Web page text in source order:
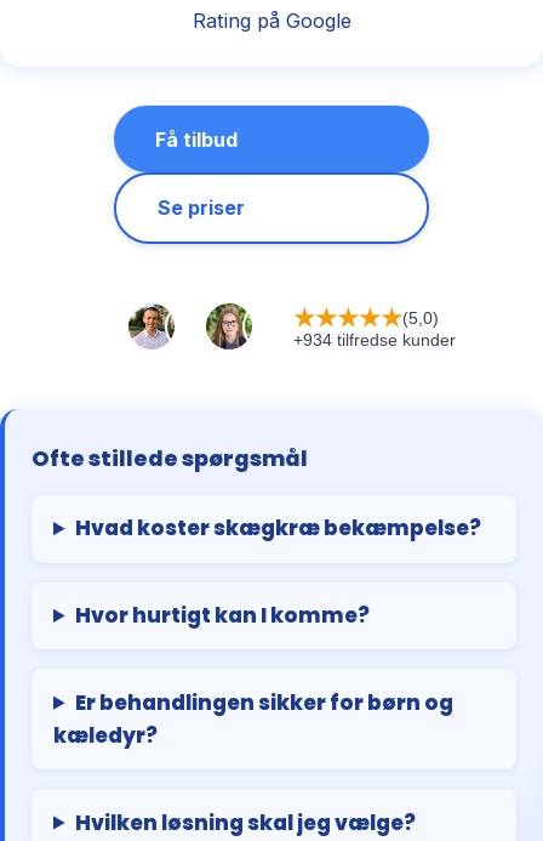
Rating på Google
Få tilbud
Se priser
★★★★★(5,0)
+934 tilfredse kunder
Ofte stillede spørgsmål
Hvad koster skægkræ bekæmpelse?
Hvor hurtigt kan I komme?
Er behandlingen sikker for børn og
kæledyr?
Hvilken løsning skal jeg vælge?